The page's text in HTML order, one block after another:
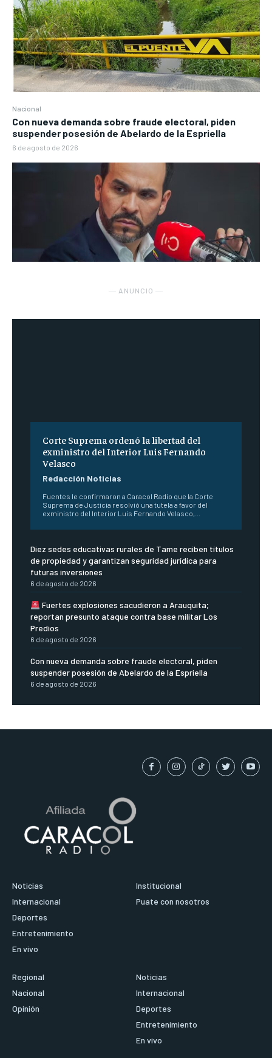
Nacional
Con nueva demanda sobre fraude electoral, piden
suspender posesión de Abelardo de la Espriella
6 de agosto de 2026
― ANUNCIO ―
Corte Suprema ordenó la libertad del
exministro del Interior Luis Fernando
Velasco
Redacción Noticias
Fuentes le confirmaron a Caracol Radio que la Corte
Suprema de Justicia resolvió una tutela a favor del
exministro del Interior Luis Fernando Velasco,...
Diez sedes educativas rurales de Tame reciben títulos
de propiedad y garantizan seguridad jurídica para
futuras inversiones
6 de agosto de 2026
Fuertes explosiones sacudieron a Arauquita;
reportan presunto ataque contra base militar Los
Predios
6 de agosto de 2026
Con nueva demanda sobre fraude electoral, piden
suspender posesión de Abelardo de la Espriella
6 de agosto de 2026
Noticias
Internacional
Deportes
Entretenimiento
En vivo
Institucional
Puate con nosotros
Regional
Nacional
Opinión
Noticias
Internacional
Deportes
Entretenimiento
En vivo